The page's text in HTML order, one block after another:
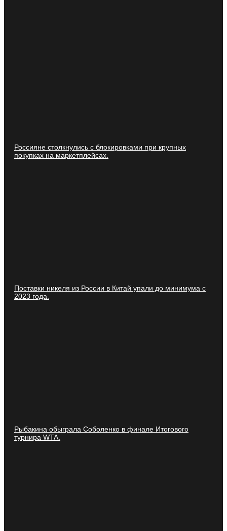
Россияне столкнулись с блокировками при крупных
покупках на маркетплейсах.
Поставки никеля из России в Китай упали до минимума с
2023 года.
Рыбакина обыграла Соболенко в финале Итогового
турнира WTA.